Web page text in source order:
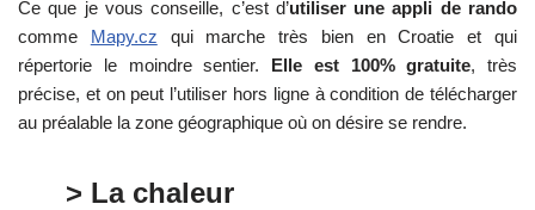
Ce que je vous conseille, c’est d’utiliser une appli de rando
comme Mapy.cz qui marche très bien en Croatie et qui
répertorie le moindre sentier. Elle est 100% gratuite, très
précise, et on peut l’utiliser hors ligne à condition de télécharger
au préalable la zone géographique où on désire se rendre.
> La chaleur